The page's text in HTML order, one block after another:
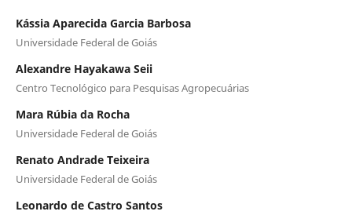
Kássia Aparecida Garcia Barbosa
Universidade Federal de Goiás
Alexandre Hayakawa Seii
Centro Tecnológico para Pesquisas Agropecuárias
Mara Rúbia da Rocha
Universidade Federal de Goiás
Renato Andrade Teixeira
Universidade Federal de Goiás
Leonardo de Castro Santos